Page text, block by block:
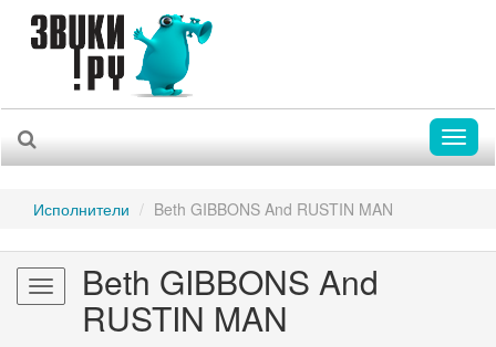
Исполнители Beth GIBBONS And RUSTIN MAN
Toggle
navigation
Beth GIBBONS And
RUSTIN MAN